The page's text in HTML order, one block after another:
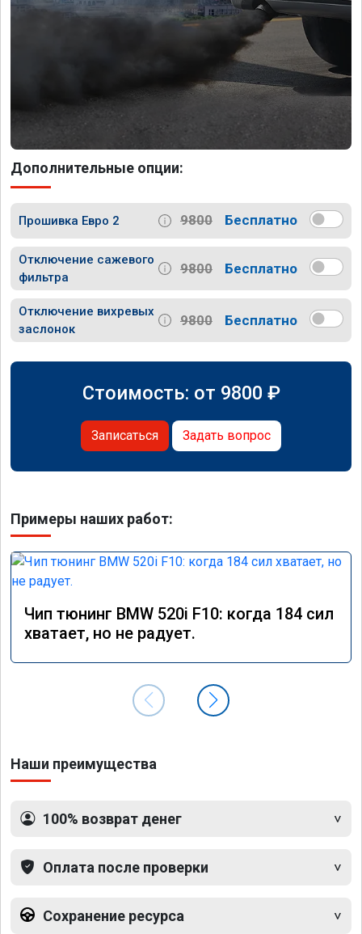
Дополнительные опции:
Прошивка Евро 2 9800 Бесплатно
Отключение сажевого
фильтра
9800 Бесплатно
Отключение вихревых
заслонок
9800 Бесплатно
Стоимость: от 9800 ₽
Записаться Задать вопрос
Примеры наших работ:
Чип тюнинг BMW 520i F10: когда 184 сил
хватает, но не радует.
Наши преимущества
100% возврат денег
Оплата после проверки
Сохранение ресурса